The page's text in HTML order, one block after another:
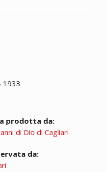
prodotta da:
di Dio di Cagliari
da: